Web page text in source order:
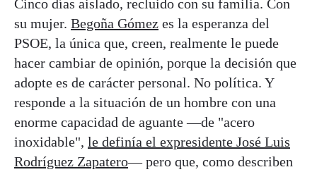
Cinco días aislado, recluido con su familia. Con
su mujer. Begoña Gómez es la esperanza del
PSOE, la única que, creen, realmente le puede
hacer cambiar de opinión, porque la decisión que
adopte es de carácter personal. No política. Y
responde a la situación de un hombre con una
enorme capacidad de aguante —de "acero
inoxidable", le definía el expresidente José Luis
Rodríguez Zapatero— pero que, como describen